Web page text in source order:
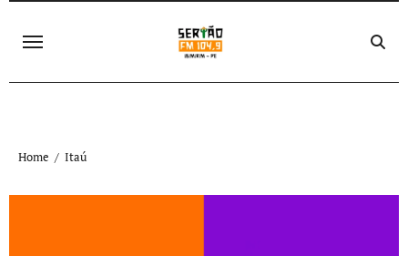
Home Itaú